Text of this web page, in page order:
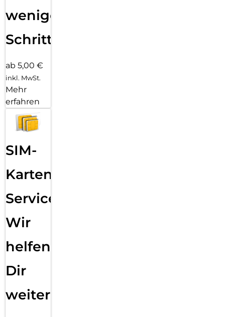
wenigen
Schritten
ab 5,00 €
inkl. MwSt.
Mehr
erfahren
SIM-
Karten
Service:
Wir
helfen
Dir
weiter